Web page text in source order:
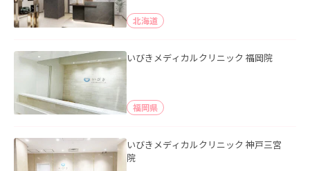
北海道
いびきメディカルクリニック 福岡院
福岡県
いびきメディカルクリニック 神戸三宮
院